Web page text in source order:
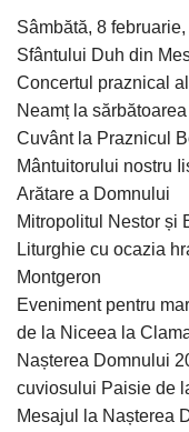
Sâmbătă, 8
Sfântului Duh din
Concertul praznical
Neamț la
Cuvânt la Praznicul
Mântuitorului nostru
Arătare a Domnului
Mitropolitul Nestor și
Liturghie cu ocazia
Montgeron
Eveniment pentru
de la Niceea la
Nașterea Domnului
cuviosului Paisie de
Mesajul la Nașterea